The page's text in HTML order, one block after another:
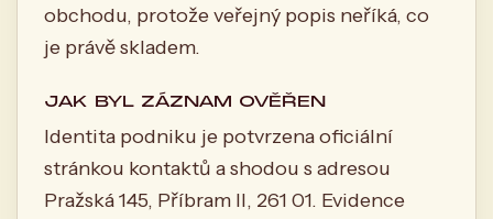
obchodu, protože veřejný popis neříká, co
je právě skladem.
JAK BYL ZÁZNAM OVĚŘEN
Identita podniku je potvrzena oficiální
stránkou kontaktů a shodou s adresou
Pražská 145, Příbram II, 261 01. Evidence